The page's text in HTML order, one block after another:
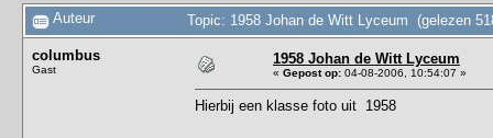
Auteur Topic: 1958 Johan de Witt Lyceum (gelezen
columbus
Gast
1958 Johan de Witt Lyceum
« Gepost op: 04-08-2006, 10:54:07 »
Hierbij een klasse foto uit 1958